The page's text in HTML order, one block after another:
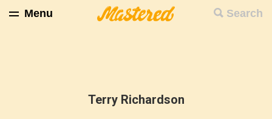
Search
Menu
Terry Richardson